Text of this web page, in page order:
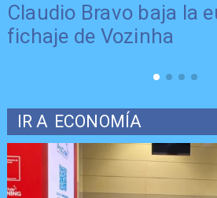
Claudio Bravo baja la
fichaje de Vozinha
IR A ECONOMÍA